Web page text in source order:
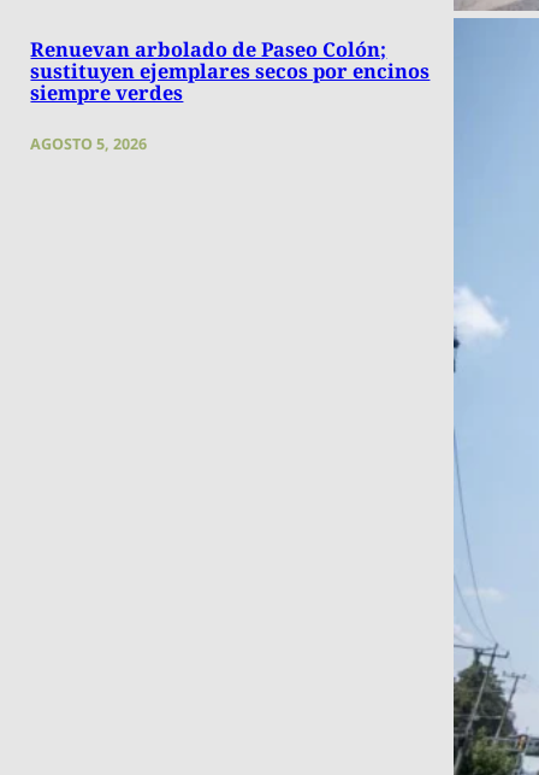
Renuevan arbolado de Paseo Colón;
sustituyen ejemplares secos por encinos
siempre verdes
AGOSTO 5, 2026